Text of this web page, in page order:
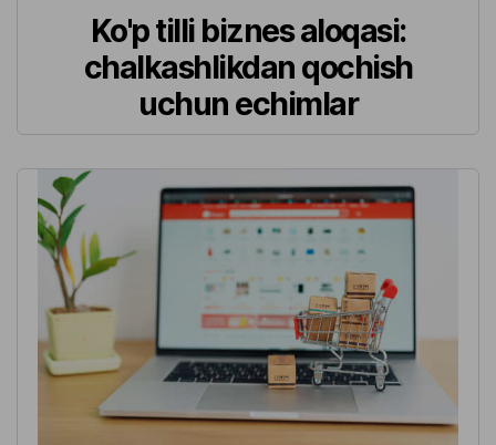
Ko'p tilli biznes aloqasi:
chalkashlikdan qochish
uchun echimlar